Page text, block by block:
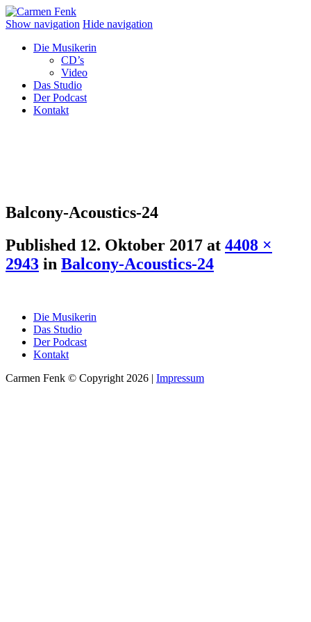
Show navigation Hide navigation
Die Musikerin
CD’s
Video
Das Studio
Der Podcast
Kontakt
Balcony-Acoustics-24
Published 12. Oktober 2017 at 4408 ×
2943 in Balcony-Acoustics-24
Die Musikerin
Das Studio
Der Podcast
Kontakt
Carmen Fenk © Copyright 2026 | Impressum